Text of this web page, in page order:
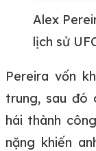
Alex
lịch sử
Pereira vốn
trung, sau đó
hái thành
nặng khiến